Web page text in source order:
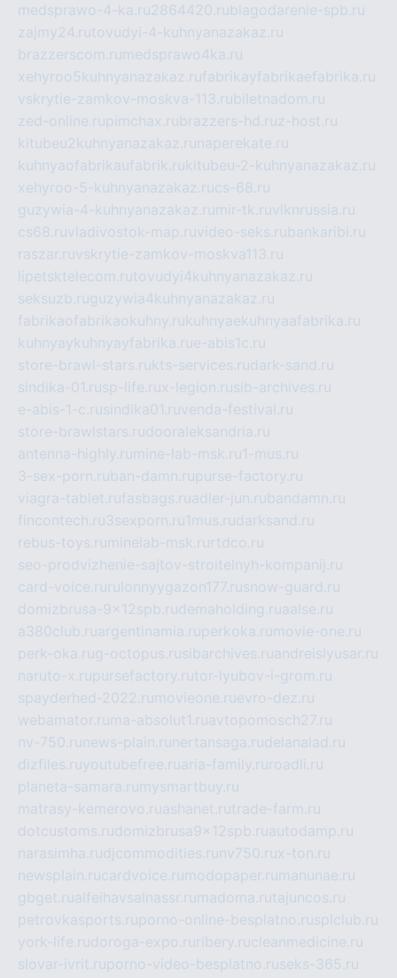
medsprawo-4-ka.ru2864420.rublagodarenie-spb.ru
zajmy24.rutovudyi-4-kuhnyanazakaz.ru
brazzerscom.ru medsprawo4ka.ru
xehyroo5kuhnyanazakaz.rufabrikayfabrikaefabrika.ru
vskrytie-zamkov-moskva-113.rubiletnadom.ru
zed-online.rupimchax.rubrazzers-hd.ruz-host.ru
kitubeu2kuhnyanazakaz.ru naperekate.ru
kuhnyaofabrikaufabrik.rukitubeu-2-kuhnyanazakaz.ru
xehyroo-5-kuhnyanazakaz.rucs-68.ru
guzywia-4-kuhnyanazakaz.ru mir-tk.ruvlknrussia.ru
cs68.ruvladivostok-map.ruvideo-seks.rubankaribi.ru
raszar.ruvskrytie-zamkov-moskva113.ru
lipetsktelecom.rutovudyi4kuhnyanazakaz.ru
seksuzb.ruguzywia4kuhnyanazakaz.ru
fabrikaofabrikaokuhny.rukuhnyaekuhnyaafabrika.ru
kuhnyaykuhnyayfabrika.rue-abis1c.ru
store-brawl-stars.rukts-services.rudark-sand.ru
sindika-01.rusp-life.rux-legion.rusib-archives.ru
e-abis-1-c.rusindika01.ruvenda-festival.ru
store-brawlstars.rudooraleksandria.ru
antenna-highly.ru mine-lab-msk.ru1-mus.ru
3-sex-porn.ruban-damn.rupurse-factory.ru
viagra-tablet.rufasbags.ruadler-jun.rubandamn.ru
fincontech.ru3sexporn.ru1mus.rudarksand.ru
rebus-toys.ru minelab-msk.ru rtdco.ru
seo-prodvizhenie-sajtov-stroitelnyh-kompanij.ru
card-voice.ru rulonnyygazon177.rusnow-guard.ru
domizbrusa-9x12spb.rudemaholding.ruaalse.ru
a380club.ruargentinamia.ruperkoka.ru movie-one.ru
perk-oka.rug-octopus.rusibarchives.ruandreislyusar.ru
naruto-x.rupursefactory.rutor-lyubov-i-grom.ru
spayderhed-2022.ru movieone.ruevro-dez.ru
webamator.ru ma-absolut1.ruavtopomosch27.ru
nv-750.ru news-plain.ru nertansaga.rudelanalad.ru
dizfiles.ruyoutubefree.ruaria-family.ru roadli.ru
planeta-samara.ru mysmartbuy.ru
matrasy-kemerovo.ruashanet.rutrade-farm.ru
dotcustoms.rudomizbrusa9x12spb.ruautodamp.ru
narasimha.rudjcommodities.ru nv750.rux-ton.ru
newsplain.rucardvoice.ru modopaper.ru manunae.ru
gbget.rualfeihavsalnassr.ru madoma.rutajuncos.ru
petrovkasports.ruporno-online-besplatno.rusplclub.ru
york-life.rudoroga-expo.ru ribery.rucleanmedicine.ru
slovar-ivrit.ruporno-video-besplatno.ruseks-365.ru